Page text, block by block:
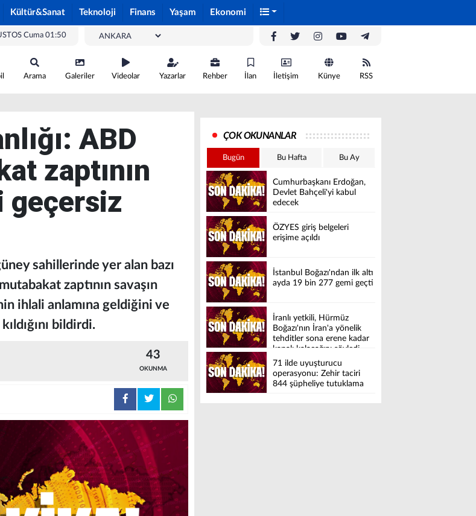
Kültür&Sanat Teknoloji Finans Yaşam Ekonomi
Cuma 01:50
Arama Galeriler Videolar Yazarlar Rehber İlan İletişim Künye RSS
ABD
zaptının
geçersiz
sahillerinde yer alan bazı
zaptının savaşın
ihlali anlamına geldiğini ve
bildirdi.
43
OKUNMA
ÇOK OKUNANLAR
Bugün Bu Hafta Bu Ay
Cumhurbaşkanı Erdoğan,
Devlet Bahçeli'yi kabul
edecek
ÖZYES giriş belgeleri
erişime açıldı
İstanbul Boğazı'ndan ilk altı
ayda 19 bin 277 gemi geçti
İranlı yetkili, Hürmüz
Boğazı'nın İran'a yönelik
tehditler sona erene kadar
kapalı kalacağını söyledi
71 ilde uyuşturucu
operasyonu: Zehir taciri
844 şüpheliye tutuklama